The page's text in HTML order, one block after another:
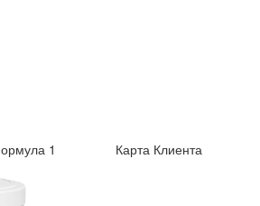
1 Карта Клиента